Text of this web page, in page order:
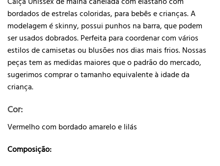
bordados de estrelas coloridas, para bebês e crianças. A
modelagem é skinny, possui punhos na barra, que podem
ser usados dobrados. Perfeita para coordenar com vários
estilos de camisetas ou blusões nos dias mais frios. Nossas
peças tem as medidas maiores que o padrão do mercado,
sugerimos comprar o tamanho equivalente à idade da
criança.
Cor:
Vermelho com bordado amarelo e lilás
Composição: